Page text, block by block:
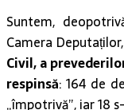
Suntem,
Camera Deputaților,
Civil, a
respinsă: 164 de
„împotrivă”, iar 18